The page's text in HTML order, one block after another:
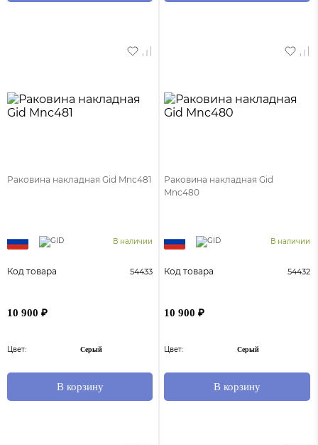
Раковина накладная Gid Mnc481
В наличии
Код товара 54433
10 900 ₽
Цвет: Серый
В корзину
Раковина накладная Gid
Mnc480
В наличии
Код товара 54432
10 900 ₽
Цвет: Серый
В корзину